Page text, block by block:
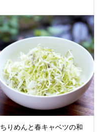
ちりめんと春キャベツの和